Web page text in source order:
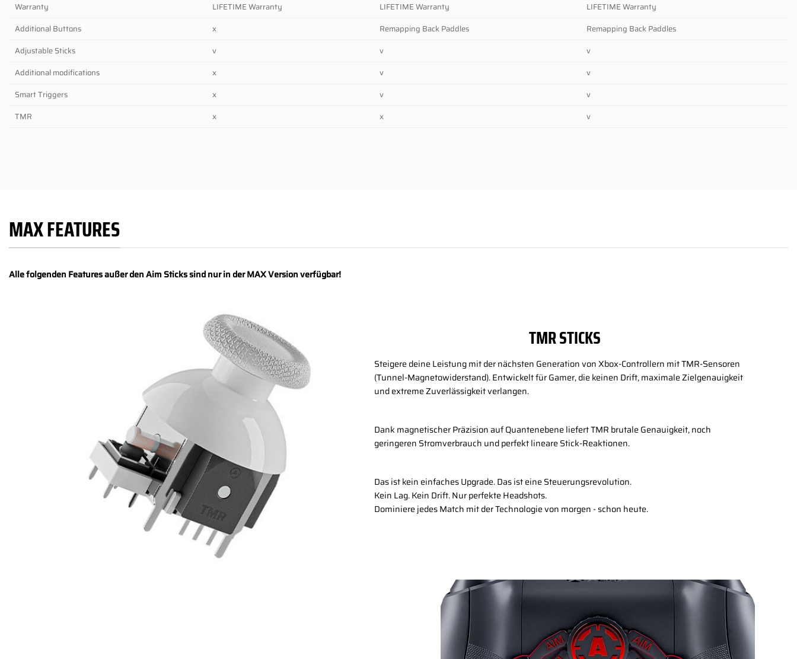
Warranty
LIFETIME Warranty LIFETIME Warranty
LIFETIME Warranty
Additional Buttons
x Remapping Back Paddles
Remapping Back Paddles
Adjustable Sticks
v v
v
Additional modifications
x v
v
Smart Triggers
x v
v
TMR
x x v
MAX FEATURES
Alle folgenden Features außer den Aim Sticks sind nur in der MAX Version verfügbar!
TMR STICKS
Steigere deine Leistung mit der nächsten Generation von Xbox-Controllern mit TMR-Sensoren
(Tunnel-Magnetowiderstand). Entwickelt für Gamer, die keinen Drift, maximale Zielgenauigkeit
und extreme Zuverlässigkeit verlangen.
Dank magnetischer Präzision auf Quantenebene liefert TMR brutale Genauigkeit, noch
geringeren Stromverbrauch und perfekt lineare Stick-Reaktionen.
Das ist kein einfaches Upgrade. Das ist eine Steuerungsrevolution.
Kein Lag. Kein Drift. Nur perfekte Headshots.
Dominiere jedes Match mit der Technologie von morgen - schon heute.